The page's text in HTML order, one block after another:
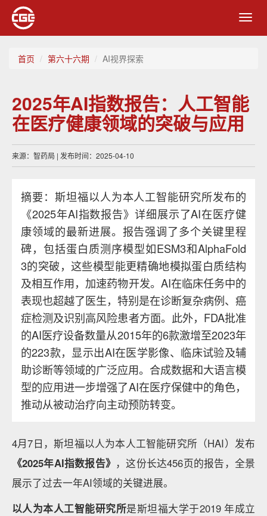
首页 第六十六期 AI视界探索
2025年AI指数报告：人工智能
在医疗健康领域的突破与应用
来源：智药局 | 发布时间：2025-04-10
摘要：斯坦福以人为本人工智能研究所发布的
《2025年AI指数报告》详细展示了AI在医疗健
康领域的最新进展。报告强调了多个关键里程
碑，包括蛋白质测序模型如ESM3和AlphaFold
3的突破，这些模型能更精确地模拟蛋白质结构
及相互作用，加速药物开发。AI在临床任务中的
表现也超越了医生，特别是在诊断复杂病例、癌
症检测及识别高风险患者方面。此外，FDA批准
的AI医疗设备数量从2015年的6款激增至2023年
的223款，显示出AI在医学影像、临床试验及辅
助诊断等领域的广泛应用。合成数据和大语言模
型的应用进一步增强了AI在医疗保健中的角色，
推动从被动治疗向主动预防转变。
4月7日，斯坦福以人为本人工智能研究所（HAI）发布
《2025年AI指数报告》 ，这份长达456页的报告，全景
展示了过去一年AI领域的关键进展。
以人为本人工智能研究所是斯坦福大学于2019 年成立